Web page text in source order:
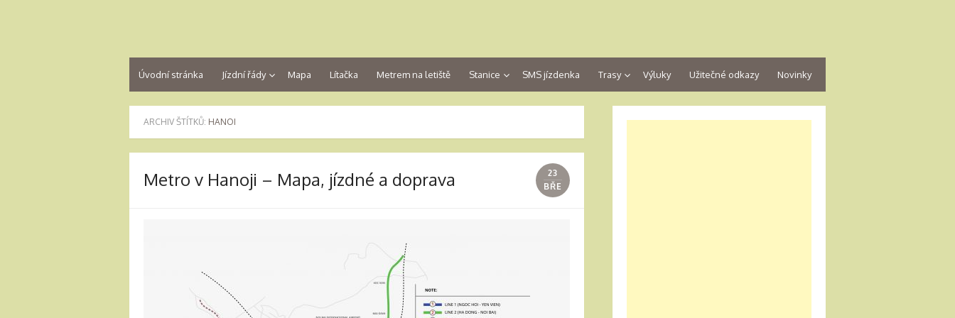
Úvodní stránka Jízdní řády Mapa Lítačka Metrem na letiště Stanice SMS jízdenka Trasy Výluky Užitečné odkazy Novinky
ARCHIV ŠTÍTKŮ: HANOI
23
BŘE
Metro v Hanoji – Mapa, jízdné a doprava